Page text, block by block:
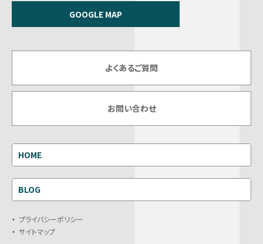
GOOGLE MAP
よくあるご質問
お問い合わせ
HOME
BLOG
プライバシーポリシー
サイトマップ